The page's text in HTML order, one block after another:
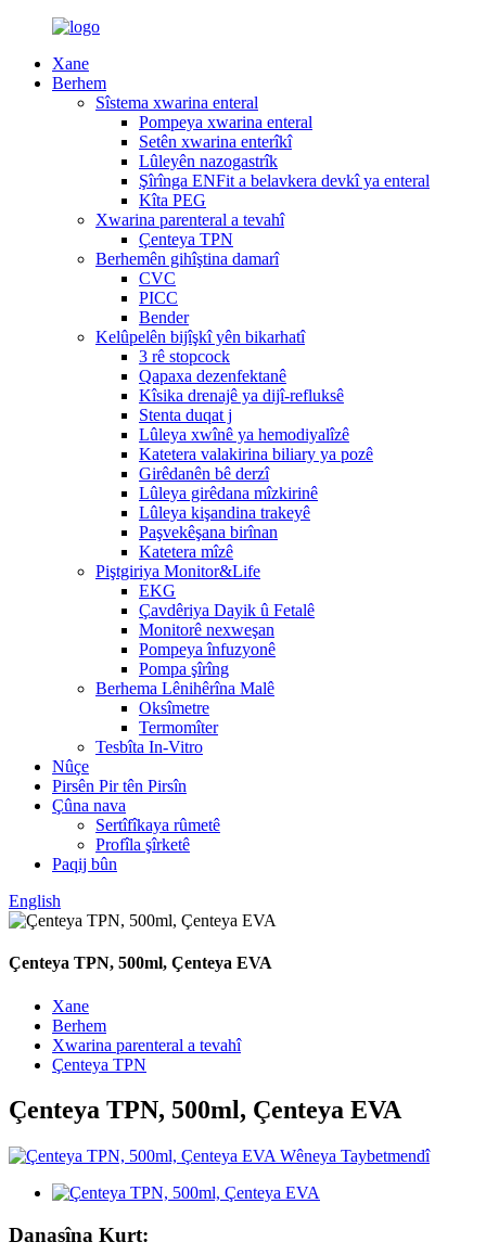
Xane
Berhem
Sîstema xwarina enteral
Pompeya xwarina enteral
Setên xwarina enterîkî
Lûleyên nazogastrîk
Şîrînga ENFit a belavkera devkî ya enteral
Kîta PEG
Xwarina parenteral a tevahî
Çenteya TPN
Berhemên gihîştina damarî
CVC
PICC
Bender
Kelûpelên bijîşkî yên bikarhatî
3 rê stopcock
Qapaxa dezenfektanê
Kîsika drenajê ya dijî-refluksê
Stenta duqat j
Lûleya xwînê ya hemodiyalîzê
Katetera valakirina biliary ya pozê
Girêdanên bê derzî
Lûleya girêdana mîzkirinê
Lûleya kişandina trakeyê
Paşvekêşana birînan
Katetera mîzê
Piştgiriya Monitor&Life
EKG
Çavdêriya Dayik û Fetalê
Monitorê nexweşan
Pompeya înfuzyonê
Pompa şîrîng
Berhema Lênihêrîna Malê
Oksîmetre
Termomîter
Tesbîta In-Vitro
Nûçe
Pirsên Pir tên Pirsîn
Çûna nava
Sertîfîkaya rûmetê
Profîla şîrketê
Paqij bûn
English
Çenteya TPN, 500ml, Çenteya EVA
Xane
Berhem
Xwarina parenteral a tevahî
Çenteya TPN
Çenteya TPN, 500ml, Çenteya EVA
Danasîna Kurt: